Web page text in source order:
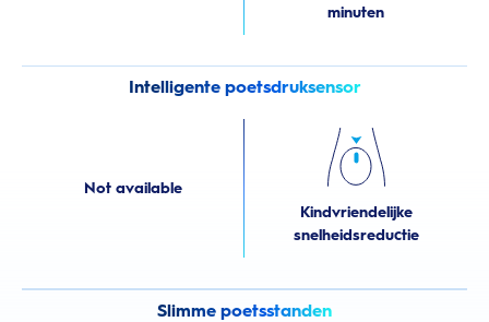
minuten
Intelligente poetsdruksensor
Not available
Kindvriendelijke
snelheidsreductie
Slimme poetsstanden